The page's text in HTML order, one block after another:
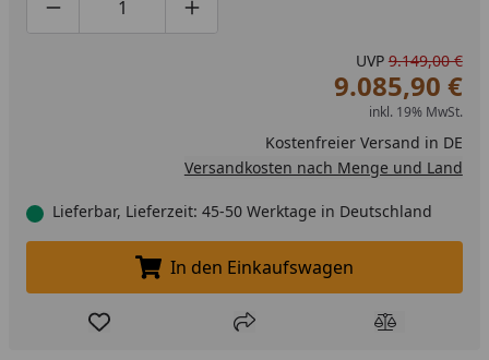
Produktmenge um eins verringern
Produktmenge manuell eingeben
Produktmenge um eins erhöhen
UVP 9.149,00 €
9.085,90 €
inkl. 19% MwSt.
Kostenfreier Versand in DE
Versandkosten nach Menge und Land
Lieferbar, Lieferzeit: 45-50 Werktage in Deutschland
In den Einkaufswagen legen
In den Einkaufswagen
Produkt zur Wunschliste hinzufügen
Teilen Produkt